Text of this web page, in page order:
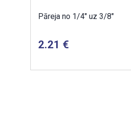
Pāreja no 1/4" uz 3/8"
2.21